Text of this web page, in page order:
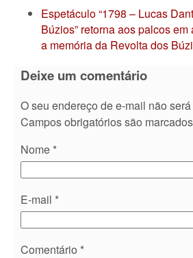
Espetáculo “1798 – Lucas
Búzios” retorna aos palcos
a memória da Revolta dos
Deixe um comentário
O seu endereço de e-mail não
Campos obrigatórios são
Nome *
E-mail *
Comentário *